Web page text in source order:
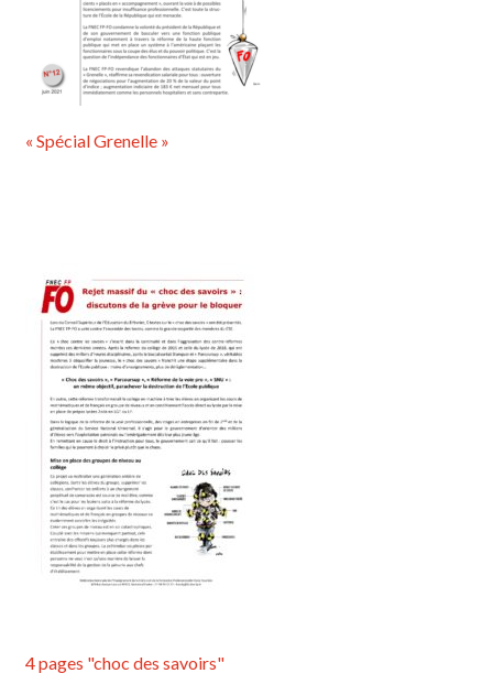
« Spécial Grenelle »
4 pages "choc des savoirs"